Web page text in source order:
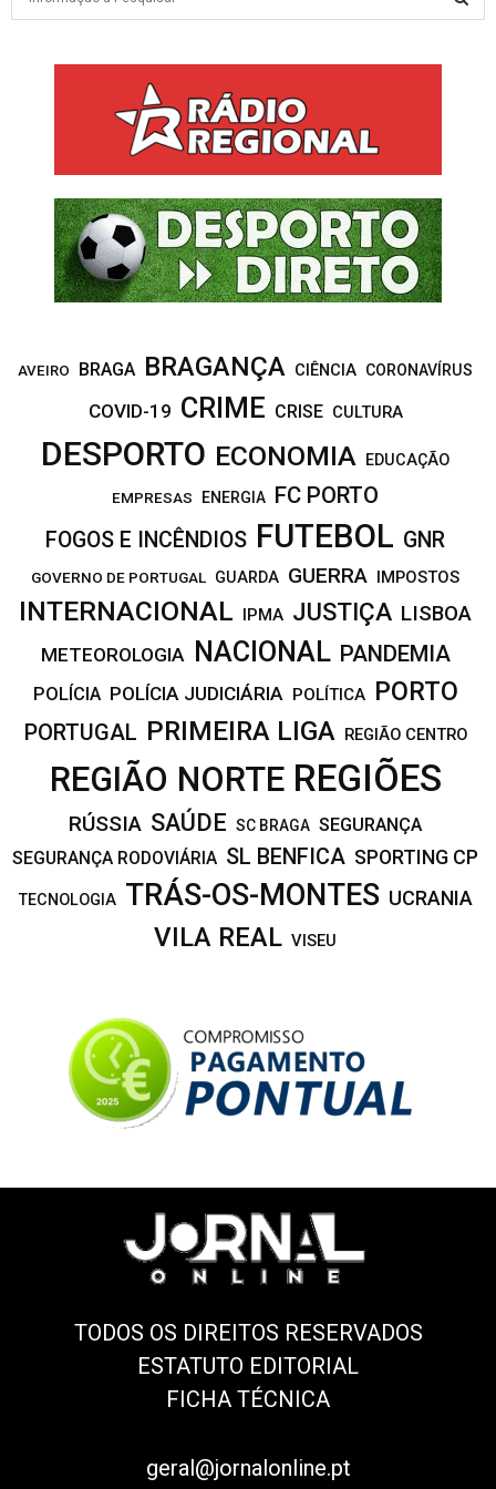
AVEIRO BRAGA BRAGANÇA CIÊNCIA CORONAVÍRUS
COVID-19 CRIME CRISE CULTURA
DESPORTO ECONOMIA EDUCAÇÃO
EMPRESAS ENERGIA FC PORTO
FOGOS E INCÊNDIOS FUTEBOL GNR
GOVERNO DE PORTUGAL GUARDA GUERRA IMPOSTOS
INTERNACIONAL IPMA JUSTIÇA LISBOA
METEOROLOGIA NACIONAL PANDEMIA
POLÍCIA POLÍCIA JUDICIÁRIA POLÍTICA PORTO
PORTUGAL PRIMEIRA LIGA REGIÃO CENTRO
REGIÃO NORTE REGIÕES
RÚSSIA SAÚDE SC BRAGA SEGURANÇA
SEGURANÇA RODOVIÁRIA SL BENFICA SPORTING CP
TECNOLOGIA TRÁS-OS-MONTES UCRANIA
VILA REAL VISEU
TODOS OS DIREITOS RESERVADOS
ESTATUTO EDITORIAL
FICHA TÉCNICA
geral@jornalonline.pt